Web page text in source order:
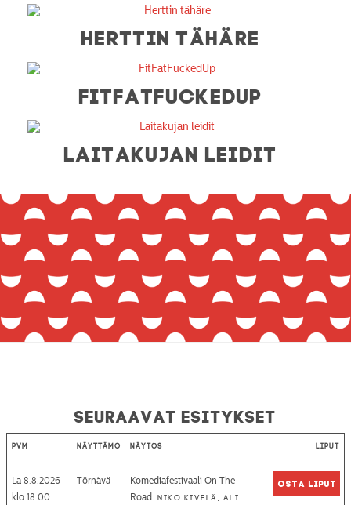
HERTTIN TÄHÄRE
FITFATFUCKEDUP
LAITAKUJAN LEIDIT
Seuraavat esitykset
Pvm Näyttämö Näytös Liput
La 8.8.2026
18:00
Törnävä
Komediafestivaali On The
Road
Niko Kivelä, Ali
Osta liput